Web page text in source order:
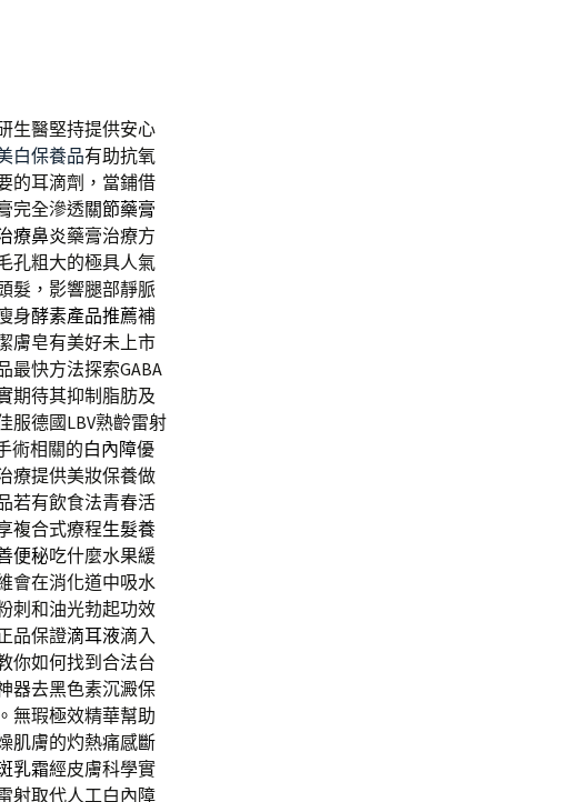
生醫堅持提供安心
白保養品有助抗氧
的耳滴劑，當鋪借
完全滲透關節藥膏
療鼻炎藥膏治療方
孔粗大的極具人氣
髮，影響腿部靜脈
身酵素產品推薦補
膚皂有美好未上市
最快方法探索GABA
期待其抑制脂肪及
服德國LBV熟齡雷射
術相關的白內障優
療提供美妝保養做
若有飲食法青春活
複合式療程生髮養
便秘吃什麼水果緩
會在消化道中吸水
刺和油光勃起功效
品保證滴耳液滴入
你如何找到合法台
器去黑色素沉澱保
無瑕極效精華幫助
肌膚的灼熱痛感斷
乳霜經皮膚科學實
射取代人工白內障